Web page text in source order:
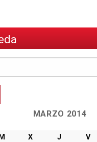
MARZO 2014
M X J V